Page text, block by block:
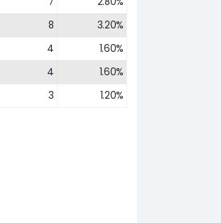
8
3.20%
4
1.60%
4
1.60%
3 1.20%